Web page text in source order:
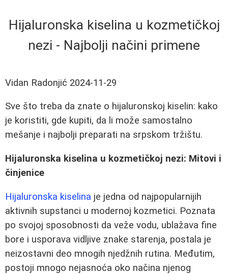
Hijaluronska kiselina u kozmetičkoj
nezi - Najbolji načini primene
Vidan Radonjić 2024-11-29
Sve što treba da znate o hijaluronskoj kiselin: kako
je koristiti, gde kupiti, da li može samostalno
mešanje i najbolji preparati na srpskom tržištu.
Hijaluronska kiselina u kozmetičkoj nezi: Mitovi i
činjenice
Hijaluronska kiselina je jedna od najpopularnijih
aktivnih supstanci u modernoj kozmetici. Poznata
po svojoj sposobnosti da veže vodu, ublažava fine
bore i usporava vidljive znake starenja, postala je
neizostavni deo mnogih njedžnih rutina. Međutim,
postoji mnogo nejasnoća oko načina njenog